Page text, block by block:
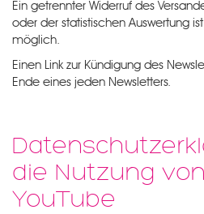
Ein getrennter Widerruf des
oder der statistischen Auswertung
möglich.
Einen Link zur Kündigung des
Ende eines jeden Newsletters.
die Nutzung von
YouTube